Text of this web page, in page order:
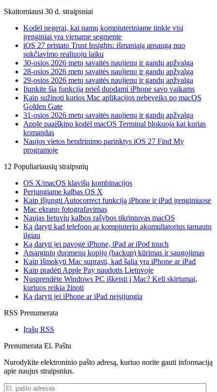
Skaitomiausi 30 d. straipsniai
Kodėl negerai, kai namų kompiuteriniame tinkle visi
įrenginiai yra viename segmente
iOS 27 pristato Trust Insights: išmaniąją apsaugą nuo
sukčiavimo realiuoju laiku
30-osios 2026 metų savaitės naujienų ir gandų apžvalga
28-osios 2026 metų savaitės naujienų ir gandų apžvalga
29-osios 2026 metų savaitės naujienų ir gandų apžvalga
Įjunkite šią funkciją prieš duodami iPhone savo vaikams
Kaip sužinoti kurios Mac aplikacijos nebeveiks po macOS
Golden Gate
31-osios 2026 metų savaitės naujienų ir gandų apžvalga
Apple paaiškino kodėl macOS Terminal blokuoja kai kurias
komandas
Naujos vietos bendrinimo parinktys iOS 27 Find My
programoje
12 Populiariausių straipsnių
OS X/macOS klavišų kombinacijos
Perjungiame kalbas OS X
Kaip išjungti Autocorrect funkciją iPhone ir iPad įrenginiuose
Mac ekrano fotografavimas
Naujas lietuvių kalbos rašybos tikrintuvas macOS
Ką daryti kad telefono ar kompiuterio akumuliatorius tarnautų
ilgiau
Ką daryti jei pavogė iPhone, iPad ar iPod touch
Atsarginių duomenų kopijų (backup) kūrimas ir saugojimas
Kaip išmokyti Mac suprasti, kad šalia yra iPhone ar iPad
Kaip pradėti Apple Pay naudotis Lietuvoje
Nusprendėte Windows PC iškeisti į Mac? Keli skirtumai,
kuriuos reikia žinoti
Ką daryti jei iPhone ar iPad neįsijungia
RSS Prenumerata
Įrašų RSS
Prenumerata El. Paštu
Nurodykite elektroninio pašto adresą, kuriuo norite gauti informaciją
apie naujus straipsnius.
El.